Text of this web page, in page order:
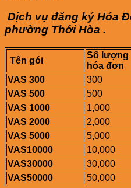
Dịch vụ đăng ký Hóa
phường Thới Hòa .
Tên gói
Số lượng
hóa đơn
VAS 300
300
VAS 500
500
VAS 1000
1,000
VAS 2000
2,000
VAS 5000
5,000
VAS10000
10,000
VAS30000
30,000
VAS50000
50,000